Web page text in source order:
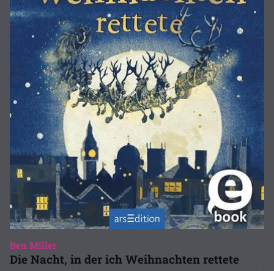
Ben Miller
Die Nacht, in der ich Weihnachten rettete